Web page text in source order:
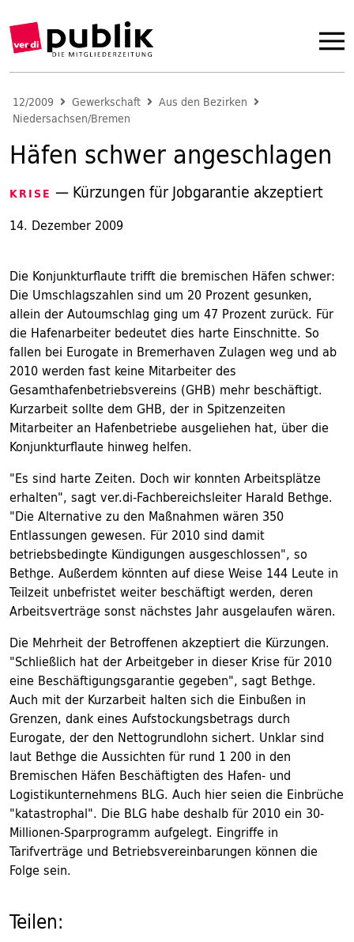
12/2009 Gewerkschaft
Aus den Bezirken
Niedersachsen/Bremen
Häfen schwer angeschlagen
KRISE — Kürzungen für Jobgarantie akzeptiert
14. Dezember 2009
Die Konjunkturflaute trifft die bremischen Häfen schwer:
Die Umschlagszahlen sind um 20 Prozent gesunken,
allein der Autoumschlag ging um 47 Prozent zurück. Für
die Hafenarbeiter bedeutet dies harte Einschnitte. So
fallen bei Eurogate in Bremerhaven Zulagen weg und ab
2010 werden fast keine Mitarbeiter des
Gesamthafenbetriebsvereins (GHB) mehr beschäftigt.
Kurzarbeit sollte dem GHB, der in Spitzenzeiten
Mitarbeiter an Hafenbetriebe ausgeliehen hat, über die
Konjunkturflaute hinweg helfen.
"Es sind harte Zeiten. Doch wir konnten Arbeitsplätze
erhalten", sagt ver.di-Fachbereichsleiter Harald Bethge.
"Die Alternative zu den Maßnahmen wären 350
Entlassungen gewesen. Für 2010 sind damit
betriebsbedingte Kündigungen ausgeschlossen", so
Bethge. Außerdem könnten auf diese Weise 144 Leute in
Teilzeit unbefristet weiter beschäftigt werden, deren
Arbeitsverträge sonst nächstes Jahr ausgelaufen wären.
Die Mehrheit der Betroffenen akzeptiert die Kürzungen.
"Schließlich hat der Arbeitgeber in dieser Krise für 2010
eine Beschäftigungsgarantie gegeben", sagt Bethge.
Auch mit der Kurzarbeit halten sich die Einbußen in
Grenzen, dank eines Aufstockungsbetrags durch
Eurogate, der den Nettogrundlohn sichert. Unklar sind
laut Bethge die Aussichten für rund 1 200 in den
Bremischen Häfen Beschäftigten des Hafen- und
Logistikunternehmens BLG. Auch hier seien die Einbrüche
"katastrophal". Die BLG habe deshalb für 2010 ein 30-
Millionen-Sparprogramm aufgelegt. Eingriffe in
Tarifverträge und Betriebsvereinbarungen können die
Folge sein.
Teilen: